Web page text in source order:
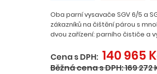
Oba parní vysavače SGV 6/5 a
zákazníků na čištění párou s
dvou zařízení: parního čističe a
Cena s DPH: 140 965
Běžná cena s DPH: 169 272